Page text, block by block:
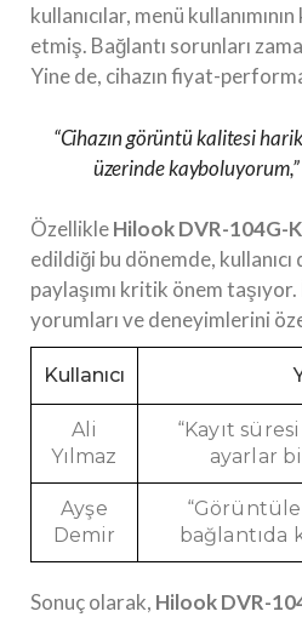
kullanıcılar, menü
etmiş. Bağlantı sorunları
Yine de, cihazın fiyat-
“Cihazın görüntü kalitesi
üzerinde kayboluyorum,”
ÖzellikleHilook DVR-104G-
edildiği bu dönemde,
paylaşımı kritik önem taşıyor.
yorumları ve deneyimlerini
Kullanıcı
Ali
Yılmaz
“Kayıt
ayarlar
Ayşe
Demir
bağlantıda
Sonuç olarak, Hilook DVR-